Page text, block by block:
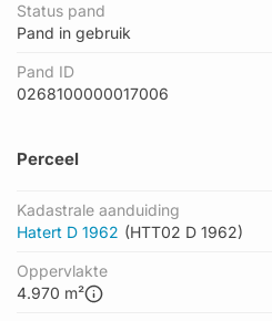
Status pand
Pand in gebruik
Pand ID
0268100000017006
Perceel
Kadastrale aanduiding
Hatert D 1962 (HTT02 D 1962)
Oppervlakte
4.970 m²